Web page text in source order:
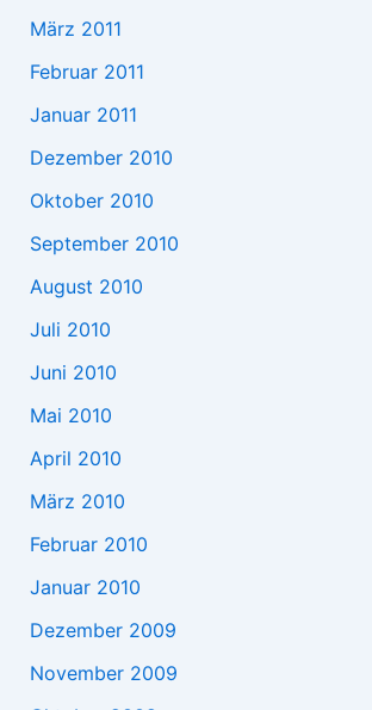
März 2011
Februar 2011
Januar 2011
Dezember 2010
Oktober 2010
September 2010
August 2010
Juli 2010
Juni 2010
Mai 2010
April 2010
März 2010
Februar 2010
Januar 2010
Dezember 2009
November 2009